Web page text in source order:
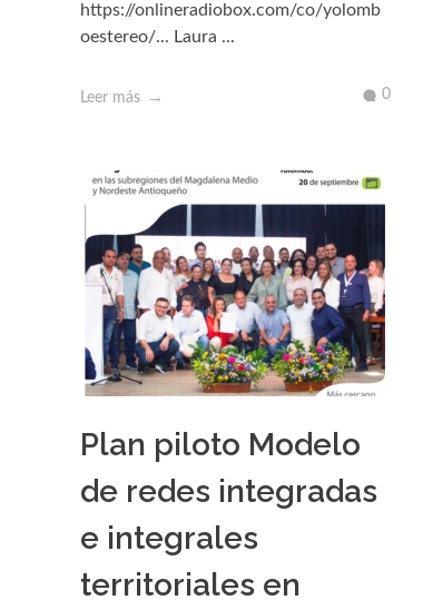
https://onlineradiobox.com/co/yolomb
oestereo/... Laura ...
Leer más 0
Plan piloto Modelo
de redes integradas
e integrales
territoriales en